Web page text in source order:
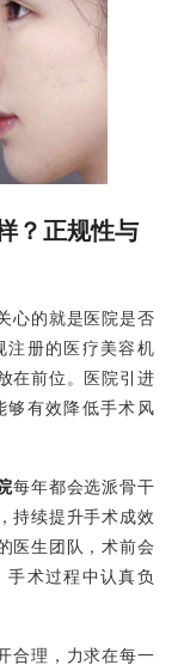
？正规性与
心的就是医院是否
注册的医疗美容机
在前位。医院引进
够有效降低手术风
每年都会选派骨干
持续提升手术成效
医生团队，术前会
手术过程中认真负
合理，力求在每一